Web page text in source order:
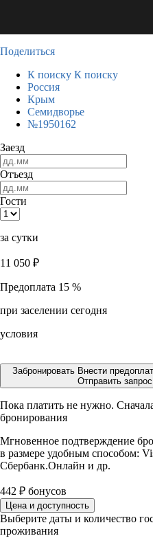
Поделиться
К поиску К поиску
Россия
Крым
Семидворье
№1950162
Заезд
Отъезд
Гости
за сутки
11 050 ₽
Предоплата 15 %
при заселении сегодня
условия
Забронировать Внести
Отправить запрос
Пока платить не нужно.
бронирования
Мгновенное подтверждение
в размере удобным способом:
Сбербанк.Онлайн и др.
442 ₽ бонусов
Цена и доступность
Выберите даты и количество
проживания